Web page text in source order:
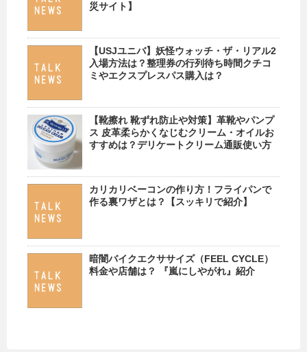
災サイト】
【USJユニバ】妖怪ウォッチ・ザ・リアル2
入場方法は？整理券の行列待ち時間クチコ
ミやエクスプレスパス購入は？
【靴擦れ 靴ずれ防止や対策】革靴やパンプ
ス 皮革柔らかくなじむクリーム・オイルお
すすめは？デリケートクリーム通販使い方
カリカリベーコンの作り方！フライパンで
作る裏ワザとは？【スッキリで紹介】
暗闇バイクエクササイズ（FEEL CYCLE）
料金や店舗は？ 『嵐にしやがれ』紹介